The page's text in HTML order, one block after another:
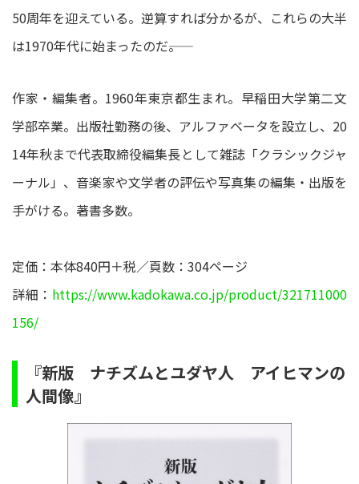
50周年を迎えている。逆算すれば分かるが、これらの大半
は1970年代に始まったのだ――。
作家・編集者。1960年東京都生まれ。早稲田大学第二文
学部卒業。出版社勤務の後、アルファベータを設立し、20
14年秋まで代表取締役編集長として雑誌「クラシックジャ
ーナル」、音楽家や文学者の評伝や写真集の編集・出版を
手がける。著書多数。
定価：本体840円＋税／頁数：304ページ
詳細： https://www.kadokawa.co.jp/product/321711000
156/
『新版 ナチズムとユダヤ人 アイヒマンの
人間像』